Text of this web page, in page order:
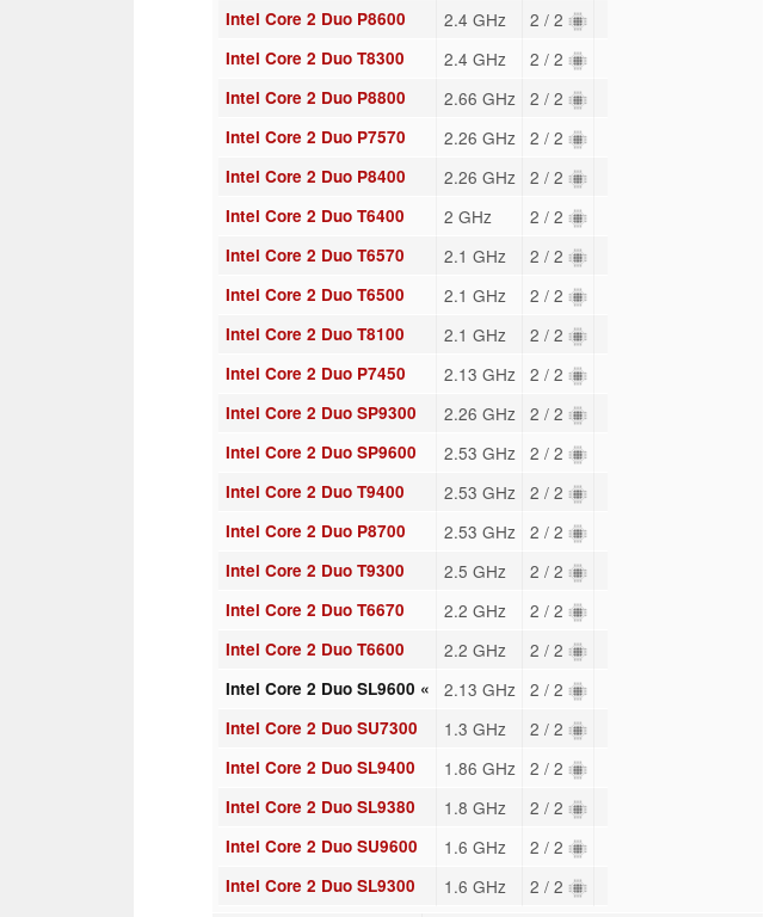
Intel Core 2 Duo P8600 2.4 GHz 2 / 2
Intel Core 2 Duo T8300 2.4 GHz 2 / 2
Intel Core 2 Duo P8800 2.66 GHz 2 / 2
Intel Core 2 Duo P7570 2.26 GHz 2 / 2
Intel Core 2 Duo P8400 2.26 GHz 2 / 2
Intel Core 2 Duo T6400 2 GHz 2 / 2
Intel Core 2 Duo T6570 2.1 GHz 2 / 2
Intel Core 2 Duo T6500 2.1 GHz 2 / 2
Intel Core 2 Duo T8100 2.1 GHz 2 / 2
Intel Core 2 Duo P7450 2.13 GHz 2 / 2
Intel Core 2 Duo SP9300 2.26 GHz 2 / 2
Intel Core 2 Duo SP9600 2.53 GHz 2 / 2
Intel Core 2 Duo T9400 2.53 GHz 2 / 2
Intel Core 2 Duo P8700 2.53 GHz 2 / 2
Intel Core 2 Duo T9300 2.5 GHz 2 / 2
Intel Core 2 Duo T6670 2.2 GHz 2 / 2
Intel Core 2 Duo T6600 2.2 GHz 2 / 2
Intel Core 2 Duo SL9600 « 2.13 GHz 2 / 2
Intel Core 2 Duo SU7300 1.3 GHz 2 / 2
Intel Core 2 Duo SL9400 1.86 GHz 2 / 2
Intel Core 2 Duo SL9380 1.8 GHz 2 / 2
Intel Core 2 Duo SU9600 1.6 GHz 2 / 2
Intel Core 2 Duo SL9300 1.6 GHz 2 / 2